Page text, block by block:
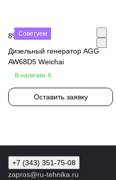
Советуем
890 000 ₽
Дизельный генератор AGG
AW68D5 Weichai
В наличии: 6
Оставить заявку
+7 (343) 351-75-08
zapros@ru-tehnika.ru